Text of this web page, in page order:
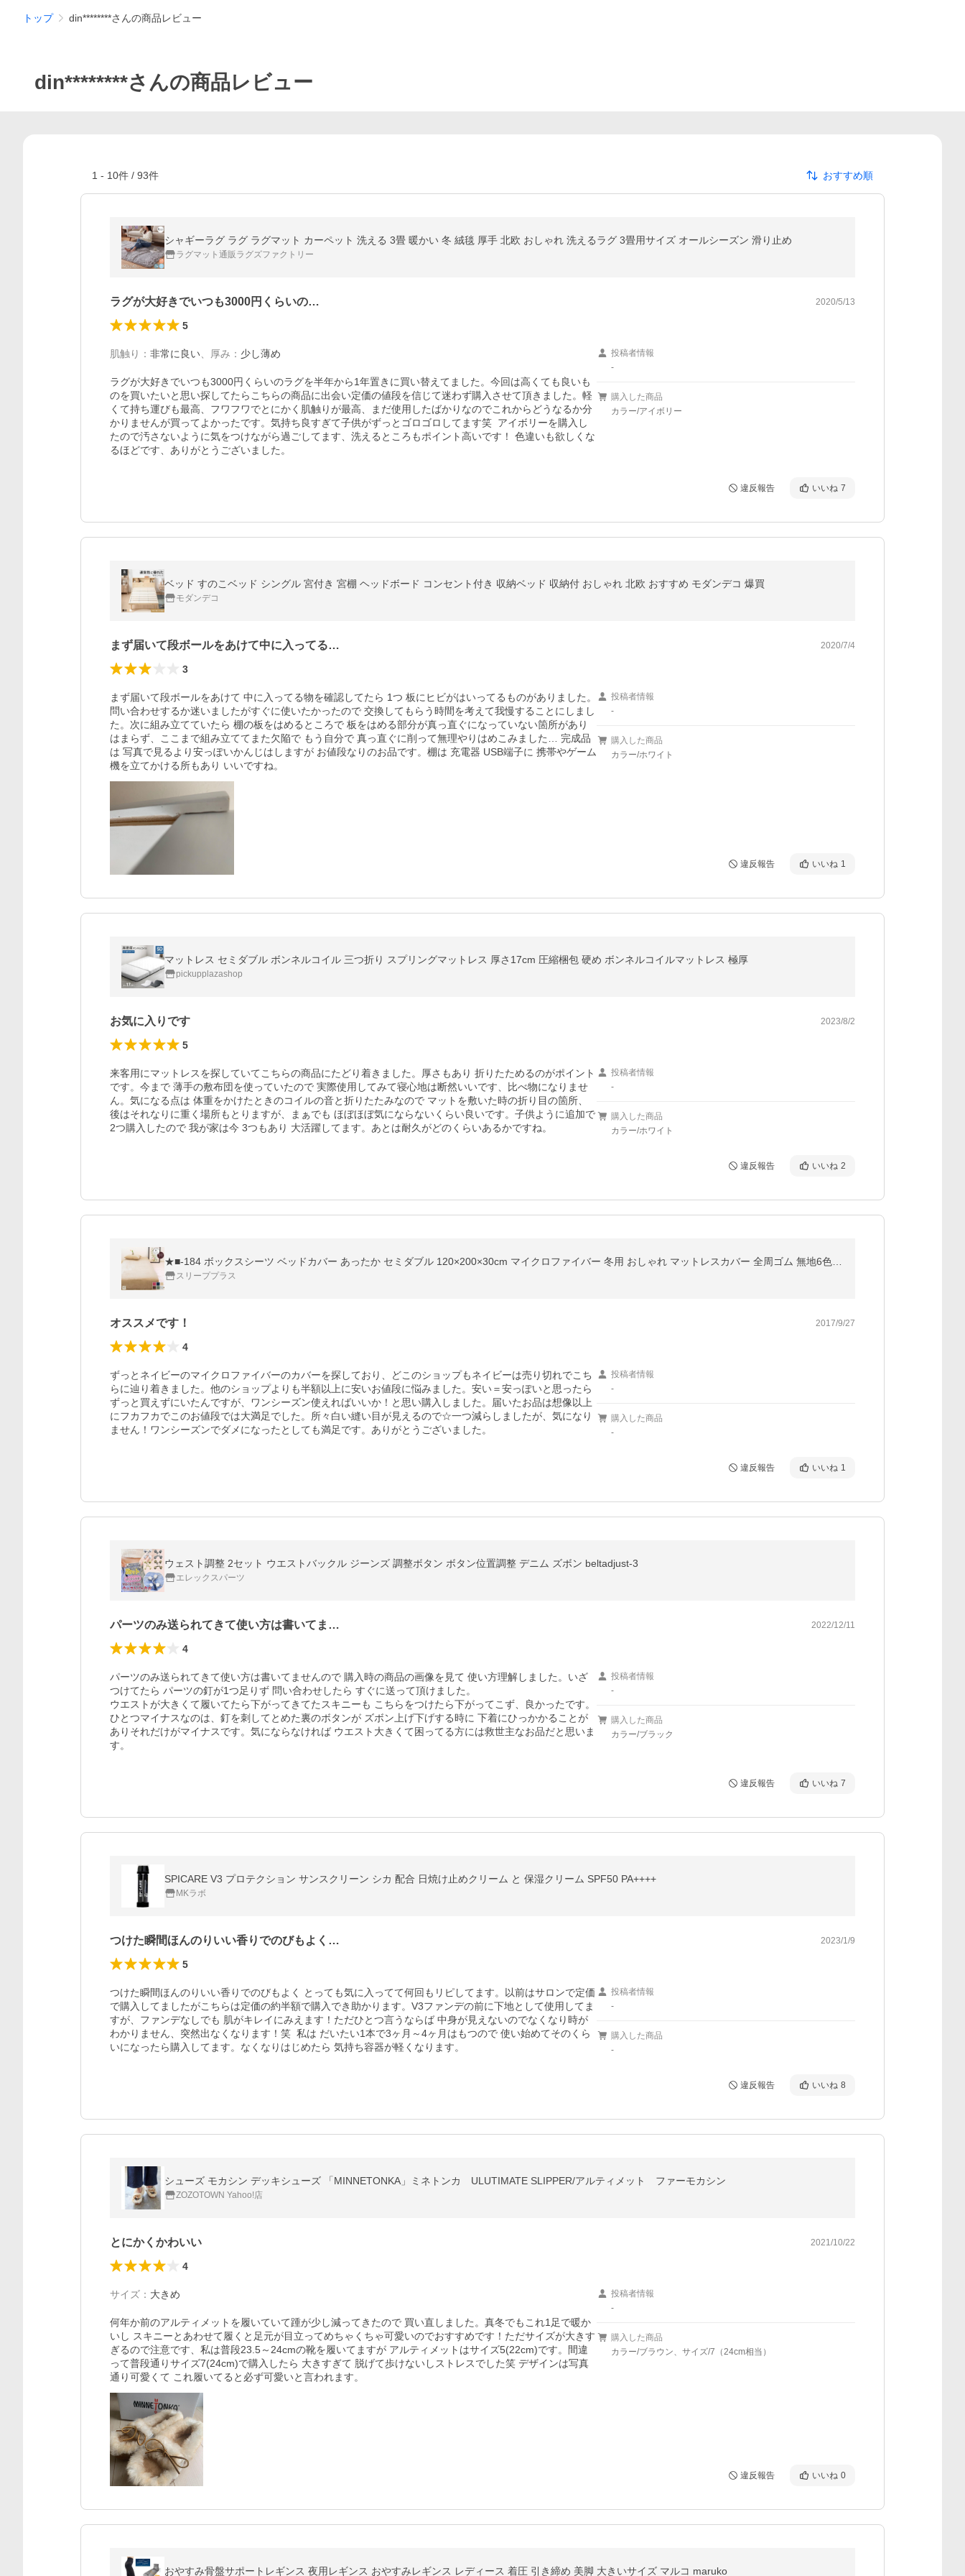
トップ din********さんの商品レビュー
din********さんの商品レビュー
1 - 10件 / 93件 おすすめ順
シャギーラグ ラグ ラグマット カーペット 洗える 3畳 暖かい 冬 絨毯 厚手 北欧 おしゃれ 洗えるラグ 3畳用サイズ オールシーズン 滑り止め
ラグマット通販ラグズファクトリー
ラグが大好きでいつも3000円くらいの… 2020/5/13
5
肌触り ： 非常に良い 厚み ： 少し薄め
ラグが大好きでいつも3000円くらいのラグを半年から1年置きに買い替えてました。今回は高くても良いも
のを買いたいと思い探してたらこちらの商品に出会い定価の値段を信じて迷わず購入させて頂きました。軽
くて持ち運びも最高、フワフワでとにかく肌触りが最高、まだ使用したばかりなのでこれからどうなるか分
かりませんが買ってよかったです。気持ち良すぎて子供がずっとゴロゴロしてます笑  アイボリーを購入し
たので汚さないように気をつけながら過ごしてます、洗えるところもポイント高いです！ 色違いも欲しくな
るほどです、ありがとうございました。
投稿者情報
-
購入した商品
カラー/アイボリー
違反報告 いいね 7
ベッド すのこベッド シングル 宮付き 宮棚 ヘッドボード コンセント付き 収納ベッド 収納付 おしゃれ 北欧 おすすめ モダンデコ 爆買
モダンデコ
まず届いて段ボールをあけて中に入ってる… 2020/7/4
3
まず届いて段ボールをあけて 中に入ってる物を確認してたら 1つ 板にヒビがはいってるものがありました。
問い合わせするか迷いましたがすぐに使いたかったので 交換してもらう時間を考えて我慢することにしまし
た。次に組み立てていたら 棚の板をはめるところで 板をはめる部分が真っ直ぐになっていない箇所があり
はまらず、ここまで組み立ててまた欠陥で もう自分で 真っ直ぐに削って無理やりはめこみました… 完成品
は 写真で見るより安っぽいかんじはしますが お値段なりのお品です。棚は 充電器 USB端子に 携帯やゲーム
機を立てかける所もあり いいですね。
投稿者情報
-
購入した商品
カラー/ホワイト
違反報告 いいね 1
マットレス セミダブル ボンネルコイル 三つ折り スプリングマットレス 厚さ17cm 圧縮梱包 硬め ボンネルコイルマットレス 極厚
pickupplazashop
お気に入りです 2023/8/2
5
来客用にマットレスを探していてこちらの商品にたどり着きました。厚さもあり 折りたためるのがポイント
です。今まで 薄手の敷布団を使っていたので 実際使用してみて寝心地は断然いいです、比べ物になりませ
ん。気になる点は 体重をかけたときのコイルの音と折りたたみなので マットを敷いた時の折り目の箇所、
後はそれなりに重く場所もとりますが、まぁでも ほぼほぼ気にならないくらい良いです。子供ように追加で
2つ購入したので 我が家は今 3つもあり 大活躍してます。あとは耐久がどのくらいあるかですね。
投稿者情報
-
購入した商品
カラー/ホワイト
違反報告 いいね 2
スリーププラス
オススメです！ 2017/9/27
4
ずっとネイビーのマイクロファイバーのカバーを探しており、どこのショップもネイビーは売り切れでこち
らに辿り着きました。他のショップよりも半額以上に安いお値段に悩みました。安い＝安っぽいと思ったら
ずっと買えずにいたんですが、ワンシーズン使えればいいか！と思い購入しました。届いたお品は想像以上
にフカフカでこのお値段では大満足でした。所々白い縫い目が見えるので☆一つ減らしましたが、気になり
ません！ワンシーズンでダメになったとしても満足です。ありがとうございました。
投稿者情報
-
購入した商品
-
違反報告 いいね 1
ウェスト調整 2セット ウエストバックル ジーンズ 調整ボタン ボタン位置調整 デニム ズボン beltadjust-3
エレックスパーツ
パーツのみ送られてきて使い方は書いてま… 2022/12/11
4
パーツのみ送られてきて使い方は書いてませんので 購入時の商品の画像を見て 使い方理解しました。いざ
つけてたら パーツの釘が1つ足りず 問い合わせしたら すぐに送って頂けました。
ウエストが大きくて履いてたら下がってきてたスキニーも こちらをつけたら下がってこず、良かったです。
ひとつマイナスなのは、釘を刺してとめた裏のボタンが ズボン上げ下げする時に 下着にひっかかることが
ありそれだけがマイナスです。気にならなければ ウエスト大きくて困ってる方には救世主なお品だと思いま
す。
投稿者情報
-
購入した商品
カラー/ブラック
違反報告 いいね 7
SPICARE V3 プロテクション サンスクリーン シカ 配合 日焼け止めクリーム と 保湿クリーム SPF50 PA++++
MKラボ
つけた瞬間ほんのりいい香りでのびもよく… 2023/1/9
5
つけた瞬間ほんのりいい香りでのびもよく とっても気に入ってて何回もリピしてます。以前はサロンで定価
で購入してましたがこちらは定価の約半額で購入でき助かります。V3ファンデの前に下地として使用してま
すが、ファンデなしでも 肌がキレイにみえます！ただひとつ言うならば 中身が見えないのでなくなり時が
わかりません、突然出なくなります！笑  私は だいたい1本で3ヶ月～4ヶ月はもつので 使い始めてそのくら
いになったら購入してます。なくなりはじめたら 気持ち容器が軽くなります。
投稿者情報
-
購入した商品
-
違反報告 いいね 8
シューズ モカシン デッキシューズ 「MINNETONKA」ミネトンカ ULUTIMATE SLIPPER/アルティメット ファーモカシン
ZOZOTOWN Yahoo!店
とにかくかわいい 2021/10/22
4
サイズ ： 大きめ
何年か前のアルティメットを履いていて踵が少し減ってきたので 買い直しました。真冬でもこれ1足で暖か
いし スキニーとあわせて履くと足元が目立ってめちゃくちゃ可愛いのでおすすめです！ただサイズが大きす
ぎるので注意です、私は普段23.5～24cmの靴を履いてますが アルティメットはサイズ5(22cm)です。間違
って普段通りサイズ7(24cm)で購入したら 大きすぎて 脱げて歩けないしストレスでした笑 デザインは写真
通り可愛くて これ履いてると必ず可愛いと言われます。
投稿者情報
-
購入した商品
カラー/ブラウン、サイズ/7（24cm相当）
違反報告 いいね 0
おやすみ骨盤サポートレギンス 夜用レギンス おやすみレギンス レディース 着圧 引き締め 美脚 大きいサイズ マルコ maruko